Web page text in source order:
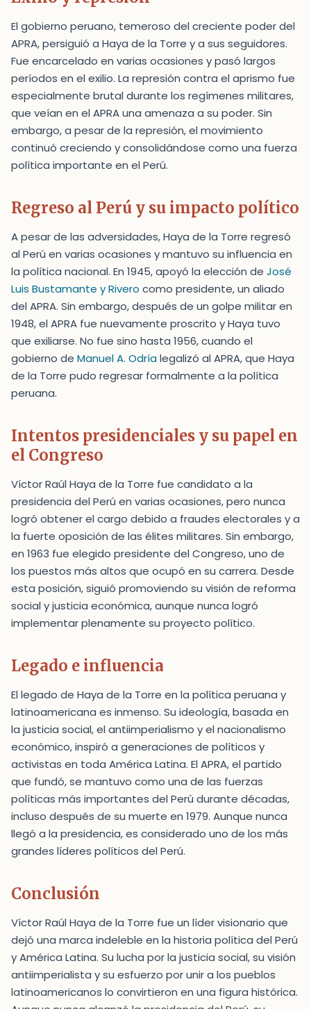
El gobierno peruano, temeroso del creciente poder del
APRA, persiguió a Haya de la Torre y a sus seguidores.
Fue encarcelado en varias ocasiones y pasó largos
períodos en el exilio. La represión contra el aprismo fue
especialmente brutal durante los regímenes militares,
que veían en el APRA una amenaza a su poder. Sin
embargo, a pesar de la represión, el movimiento
continuó creciendo y consolidándose como una fuerza
política importante en el Perú.
Regreso al Perú y su impacto político
A pesar de las adversidades, Haya de la Torre regresó
al Perú en varias ocasiones y mantuvo su influencia en
la política nacional. En 1945, apoyó la elección de José
Luis Bustamante y Rivero como presidente, un aliado
del APRA. Sin embargo, después de un golpe militar en
1948, el APRA fue nuevamente proscrito y Haya tuvo
que exiliarse. No fue sino hasta 1956, cuando el
gobierno de Manuel A. Odríalegalizó al APRA, que Haya
de la Torre pudo regresar formalmente a la política
peruana.
Intentos presidenciales y su papel en
el Congreso
Víctor Raúl Haya de la Torre fue candidato a la
presidencia del Perú en varias ocasiones, pero nunca
logró obtener el cargo debido a fraudes electorales y a
la fuerte oposición de las élites militares. Sin embargo,
en 1963 fue elegido presidente del Congreso, uno de
los puestos más altos que ocupó en su carrera. Desde
esta posición, siguió promoviendo su visión de reforma
social y justicia económica, aunque nunca logró
implementar plenamente su proyecto político.
Legado e influencia
El legado de Haya de la Torre en la política peruana y
latinoamericana es inmenso. Su ideología, basada en
la justicia social, el antiimperialismo y el nacionalismo
económico, inspiró a generaciones de políticos y
activistas en toda América Latina. El APRA, el partido
que fundó, se mantuvo como una de las fuerzas
políticas más importantes del Perú durante décadas,
incluso después de su muerte en 1979. Aunque nunca
llegó a la presidencia, es considerado uno de los más
grandes líderes políticos del Perú.
Conclusión
Víctor Raúl Haya de la Torre fue un líder visionario que
dejó una marca indeleble en la historia política del Perú
y América Latina. Su lucha por la justicia social, su visión
antiimperialista y su esfuerzo por unir a los pueblos
latinoamericanos lo convirtieron en una figura histórica.